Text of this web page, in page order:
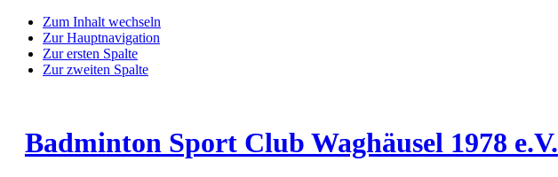
Zum Inhalt wechseln
Zur Hauptnavigation
Zur ersten Spalte
Zur zweiten Spalte
Badminton Sport Club Waghäusel 1978 e.V.